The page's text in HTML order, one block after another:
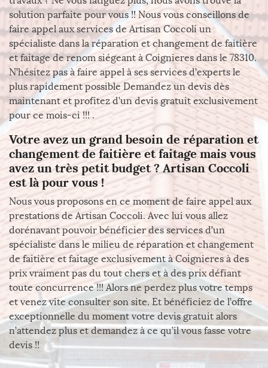
solution parfaite pour vous !! Nous vous conseillons de
faire appel aux services de Artisan Coccoli un
spécialiste dans la réparation et changement de faitière
et faitage de renom siégeant à Coignieres dans le 78310.
N’hésitez pas à faire appel à ses services d’experts le
plus rapidement possible Demandez un devis dès
maintenant et profitez d’un devis gratuit exclusivement
pour ce mois-ci !!! .
Votre avez un grand besoin de réparation et
changement de faitière et faitage mais vous
avez un très petit budget ? Artisan Coccoli
est là pour vous !
Nous vous proposons en ce moment de faire appel aux
prestations de Artisan Coccoli. Avec lui vous allez
dorénavant pouvoir bénéficier des services d’un
spécialiste dans le milieu de réparation et changement
de faitière et faitage exclusivement à Coignieres à des
prix vraiment pas du tout chers et à des prix défiant
toute concurrence !!! Alors ne perdez plus votre temps
et venez vite consulter son site. Et bénéficiez de l’offre
exceptionnelle du moment votre devis gratuit alors
n’attendez plus et demandez à ce qu’il vous fasse votre
devis !!